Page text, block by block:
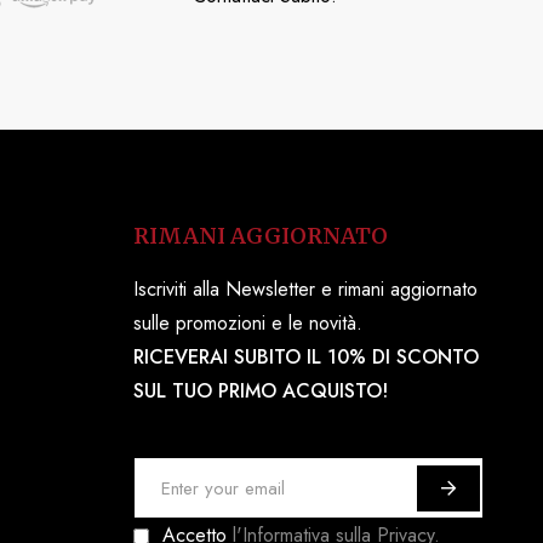
RIMANI AGGIORNATO
Iscriviti alla Newsletter e rimani aggiornato
sulle promozioni e le novità.
RICEVERAI SUBITO IL 10% DI SCONTO
SUL TUO PRIMO ACQUISTO!
Accettol'Informativa sulla Privacy.